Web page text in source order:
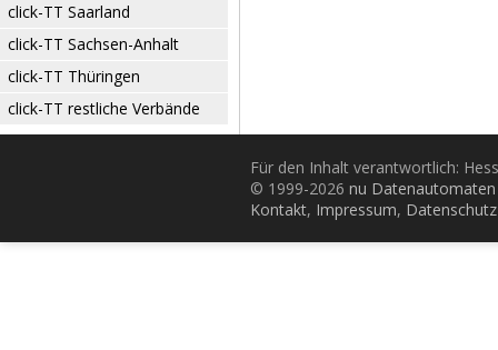
click-TT Saarland
click-TT Sachsen-Anhalt
click-TT Thüringen
click-TT restliche Verbände
Für den Inhalt verantwortlich:
© 1999-2026 nu
Kontakt, Impressum, Datenschutz